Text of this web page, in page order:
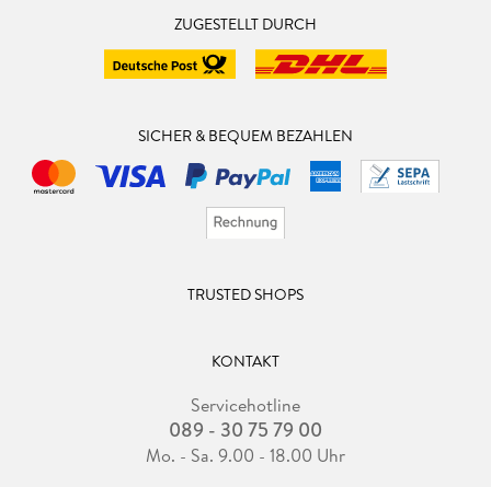
ZUGESTELLT DURCH
SICHER & BEQUEM BEZAHLEN
TRUSTED SHOPS
KONTAKT
Servicehotline
089 - 30 75 79 00
Mo. - Sa. 9.00 - 18.00 Uhr